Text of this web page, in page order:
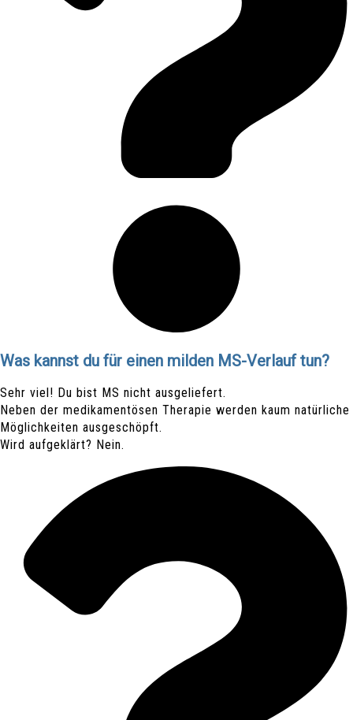
Was kannst du für einen milden MS-Verlauf tun?
Sehr viel! Du bist MS nicht ausgeliefert.
Neben der medikamentösen Therapie werden kaum natürliche
Möglichkeiten ausgeschöpft.
Wird aufgeklärt? Nein.